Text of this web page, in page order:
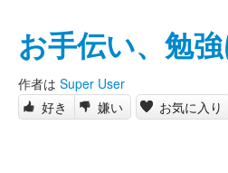
お手伝い、勉
作者は Super User
好き
嫌い お気に入り